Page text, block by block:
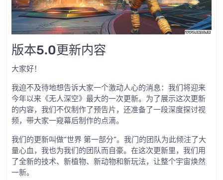
版本5.0更新内容
大家好！
我迫不及待地想告诉大家一个激动人心的消息：我们将迎来
今年以来《无人深空》最大的一次更新。为了展示这次更新
的内容，我们不仅制作了预告片，还准备了一段深度探讨视
频，带大家一窥幕后制作的点滴。
我们的更新叫做“世界 第一部分”。我门的团队为此倾注了大
量心血，我也为我们的团队而自豪。在这次更新里，我们用
了全新的技术、新植物、新动物和新玩法，让整个宇宙焕然
一新。